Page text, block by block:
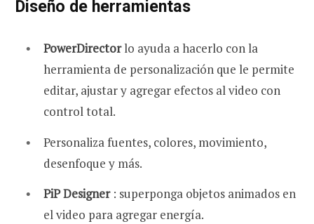
Diseño de herramientas
PowerDirectorlo ayuda a hacerlo con la
herramienta de personalización que le permite
editar, ajustar y agregar efectos al video con
control total.
Personaliza fuentes, colores, movimiento,
desenfoque y más.
PiP Designer: superponga objetos animados en
el video para agregar energía.